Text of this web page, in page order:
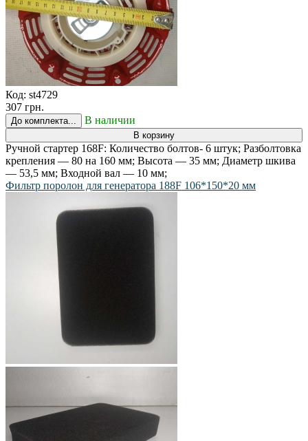
Код: st4729
307 грн.
До комплекта... В наличии
В корзину
Ручной стартер 168F: Количество болтов- 6 штук; Разболтовка
крепления — 80 на 160 мм; Высота — 35 мм; Диаметр шкива
— 53,5 мм; Входной вал — 10 мм;
Фильтр поролон для генератора 188F 106*150*20 мм